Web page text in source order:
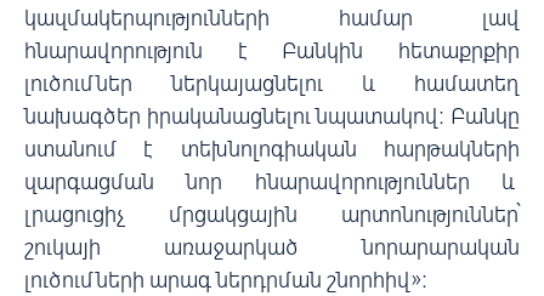
կազմակերպությունների համար լավ
հնարավորություն է Բանկին հետաքրքիր
լուծումներ ներկայացնելու և համատեղ
նախագծեր իրականացնելու նպատակով։ Բանկը
ստանում է տեխնոլոգիական հարթակների
զարգացման նոր հնարավորություններ և
լրացուցիչ մրցակցային արտոնություններ՝
շուկայի առաջարկած նորարարական
լուծումների արագ ներդրման շնորհիվ»։